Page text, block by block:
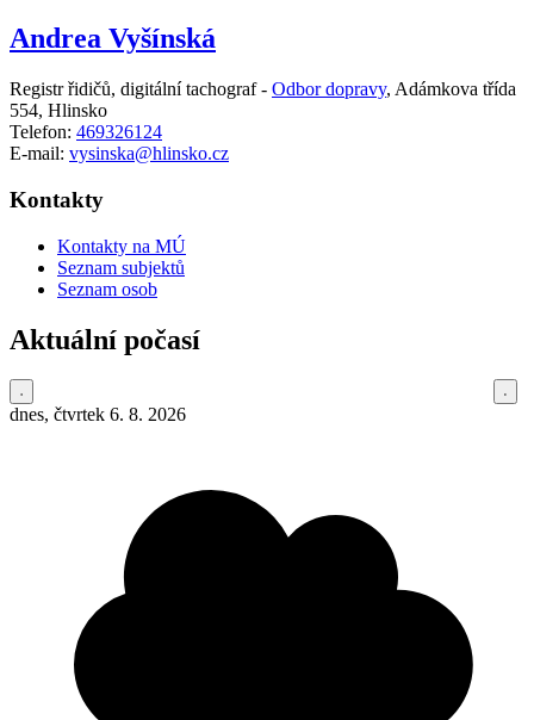
Andrea Vyšínská
Registr řidičů, digitální tachograf - Odbor dopravy, Adámkova třída
554, Hlinsko
Telefon: 469326124
E-mail: vysinska@hlinsko.cz
Kontakty
Kontakty na MÚ
Seznam subjektů
Seznam osob
Aktuální počasí
dnes, čtvrtek 6. 8. 2026